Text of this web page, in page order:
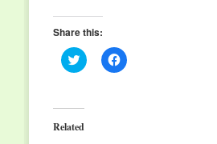
Share this:
Click
to
(Opens
in
new
Click
to
Related